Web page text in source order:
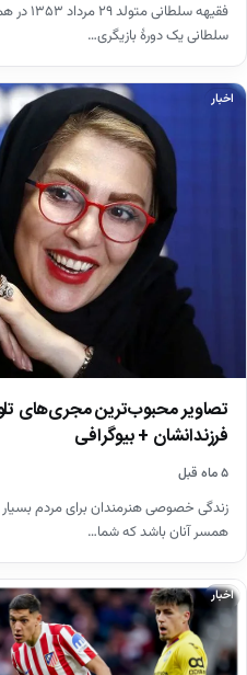
فقیهه
سلطانی یک دورهٔ بازیگری…
اخبار
تصاویر محبوب‌ترین مجری‌های
فرزندانشان + بیوگرافی
۵ ماه قبل
زندگی خصوصی هنرمندان برای مردم
همسر آنان باشد که شما…
اخبار